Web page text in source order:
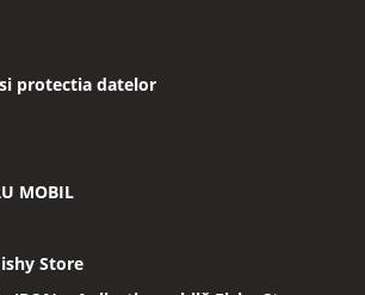
protectia datelor
MOBIL
Store